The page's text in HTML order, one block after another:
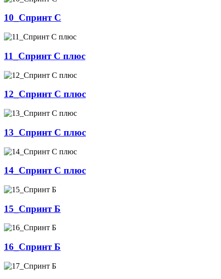
10_Спринт С
11_Спринт С плюс
12_Спринт С плюс
13_Спринт С плюс
14_Спринт С плюс
15_Спринт Б
16_Спринт Б